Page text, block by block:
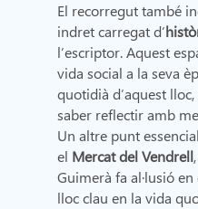
El recorregut també
indret carregat d’
l’escriptor. Aquest
vida social a la seva
quotidià d’aquest
saber reflectir amb
Un altre punt
el Mercat del Vendrell
Guimerà fa al·lusió
lloc clau en la vida